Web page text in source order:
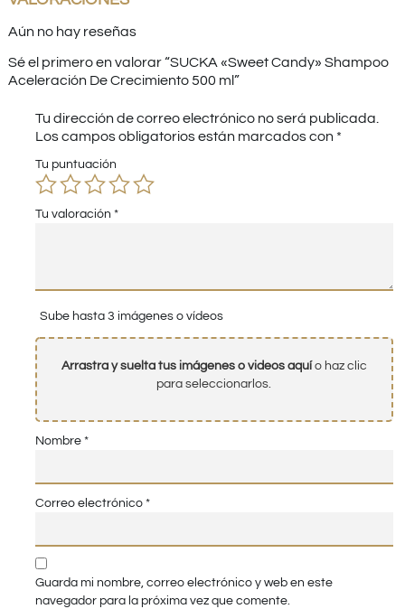
Aún no hay reseñas
Sé el primero en valorar “SUCKA «Sweet Candy» Shampoo
Aceleración De Crecimiento 500 ml”
Tu dirección de correo electrónico no será publicada.
Los campos obligatorios están marcados con *
Tu puntuación
Tu valoración *
Sube hasta 3 imágenes o vídeos
Arrastra y suelta tus imágenes o videos aquío haz clic
para seleccionarlos.
Nombre *
Correo electrónico *
Guarda mi nombre, correo electrónico y web en este
navegador para la próxima vez que comente.